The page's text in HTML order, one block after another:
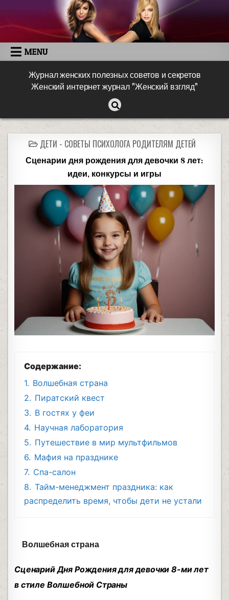
MENU
Журнал женских полезных советов и секретов
Женский интернет журнал "Женский взгляд"
ДЕТИ - СОВЕТЫ ПСИХОЛОГА РОДИТЕЛЯМ ДЕТЕЙ
Сценарии дня рождения для девочки 8 лет:
идеи, конкурсы и игры
Содержание:
1. Волшебная страна
2. Пиратский квест
3. В гостях у феи
4. Научная лаборатория
5. Путешествие в мир мультфильмов
6. Мафия на празднике
7. Спа-салон
8. Тайм-менеджмент праздника: как
распределить время, чтобы дети не устали
Волшебная страна
Сценарий Дня Рождения для девочки 8-ми лет
в стиле Волшебной Страны